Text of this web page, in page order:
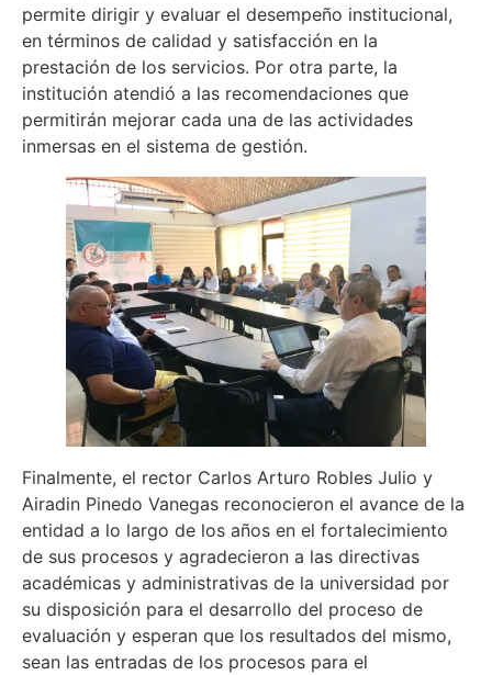
permite dirigir y evaluar el desempeño institucional,
en términos de calidad y satisfacción en la
prestación de los servicios. Por otra parte, la
institución atendió a las recomendaciones que
permitirán mejorar cada una de las actividades
inmersas en el sistema de gestión.
Finalmente, el rector Carlos Arturo Robles Julio y
Airadin Pinedo Vanegas reconocieron el avance de la
entidad a lo largo de los años en el fortalecimiento
de sus procesos y agradecieron a las directivas
académicas y administrativas de la universidad por
su disposición para el desarrollo del proceso de
evaluación y esperan que los resultados del mismo,
sean las entradas de los procesos para el